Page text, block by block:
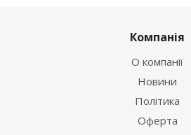
Компанія
О компанії
Новини
Політика
Оферта